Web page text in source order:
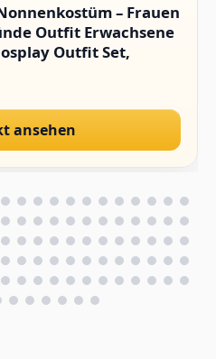
– Frauen
Outfit Erwachsene
Outfit Set,
ansehen